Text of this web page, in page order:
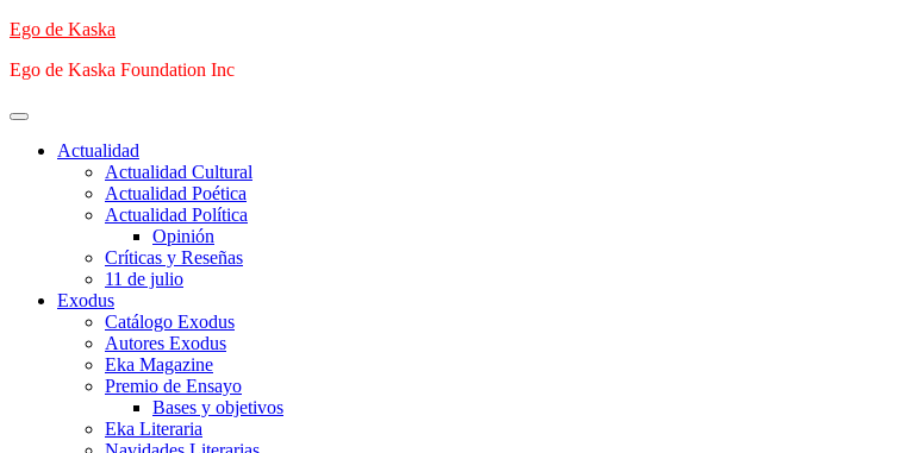
Saltar
contenido
Ego de Kaska
Ego de Kaska Foundation Inc
Menú
principalActualidad
Actualidad Cultural
Actualidad Poética
Actualidad Política
Opinión
Críticas y Reseñas
11 de julio
Exodus
Catálogo Exodus
Autores Exodus
Eka Magazine
Premio de Ensayo
Bases y objetivos
Eka Literaria